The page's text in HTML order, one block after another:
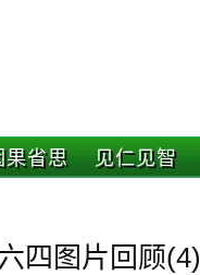
果省思 见仁见智
四图片回顾(4)